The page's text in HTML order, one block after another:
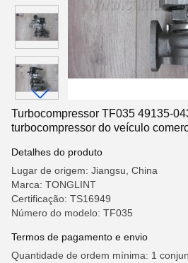
Turbocompressor TF035 49135-
turbocompressor do veículo
Detalhes do produto
Lugar de origem: Jiangsu, China
Marca: TONGLINT
Certificação: TS16949
Número do modelo: TF035
Termos de pagamento e envio
Quantidade de ordem mínima: 1